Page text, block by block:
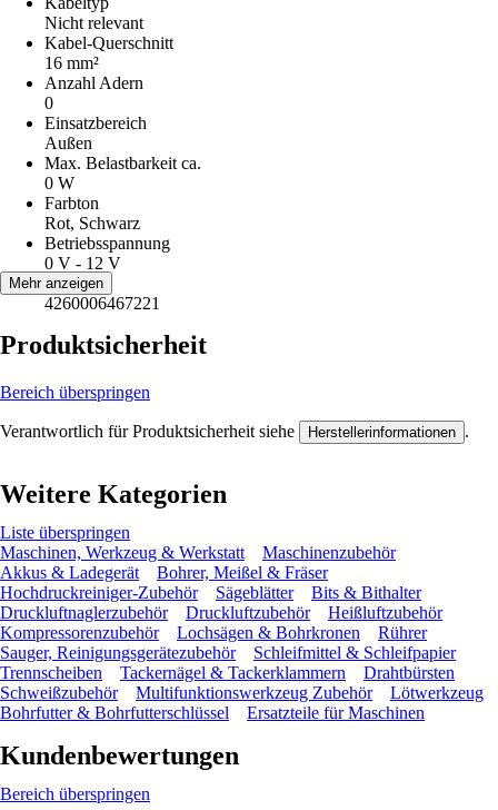
Nicht relevant
Kabel-Querschnitt
16 mm²
Anzahl Adern
0
Einsatzbereich
Außen
Max. Belastbarkeit ca.
0 W
Farbton
Rot, Schwarz
Betriebsspannung
0 V - 12 V
EAN
4260006467221
Mehr anzeigen
Produktsicherheit
Bereich überspringen
Verantwortlich für Produktsicherheit siehe Herstellerinformationen .
Weitere Kategorien
Liste überspringen
Maschinen, Werkzeug & Werkstatt
Maschinenzubehör
Akkus & Ladegerät
Bohrer, Meißel & Fräser
Hochdruckreiniger-Zubehör
Sägeblätter
Bits & Bithalter
Druckluftnaglerzubehör
Druckluftzubehör
Heißluftzubehör
Kompressorenzubehör
Lochsägen & Bohrkronen
Rührer
Sauger, Reinigungsgerätezubehör
Schleifmittel & Schleifpapier
Trennscheiben
Tackernägel & Tackerklammern
Drahtbürsten
Schweißzubehör
Multifunktionswerkzeug Zubehör
Lötwerkzeug
Bohrfutter & Bohrfutterschlüssel
Ersatzteile für Maschinen
Kundenbewertungen
Bereich überspringen